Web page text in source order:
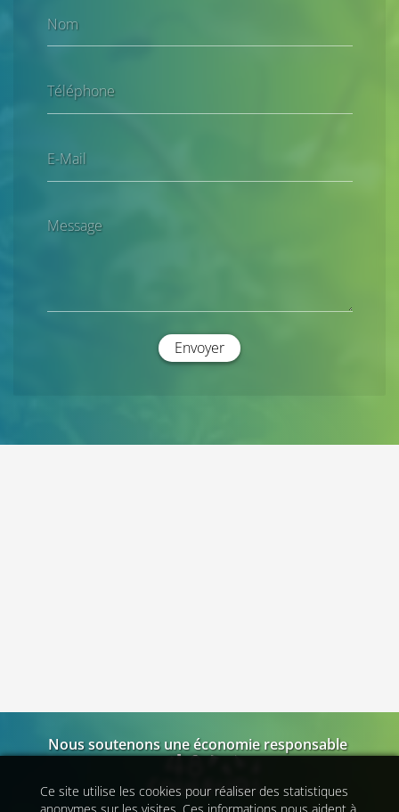
Nom
Téléphone
E-Mail
Message
Envoyer
Nous soutenons une économie responsable
Ce site utilise les cookies pour réaliser des statistiques